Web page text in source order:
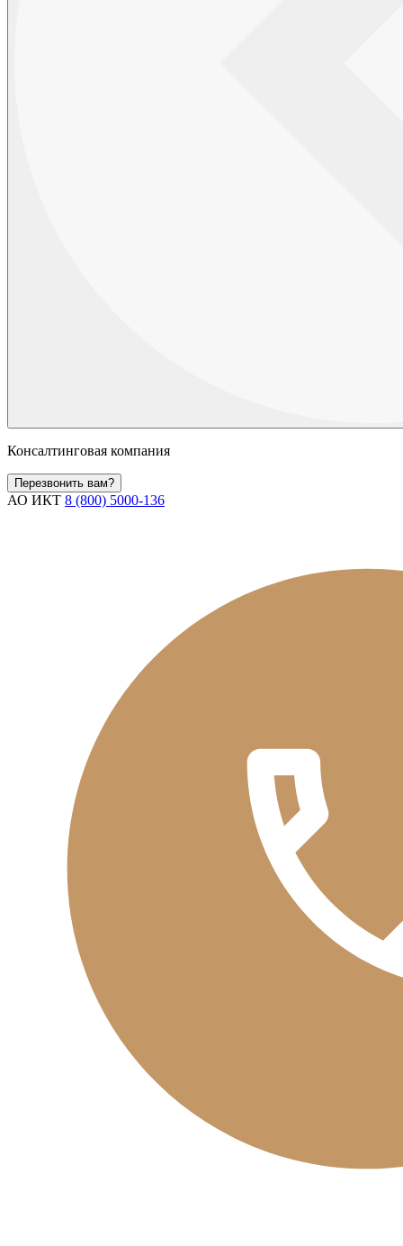
Консалтинговая компания
Перезвонить вам?
АО ИКТ 8 (800) 5000-136